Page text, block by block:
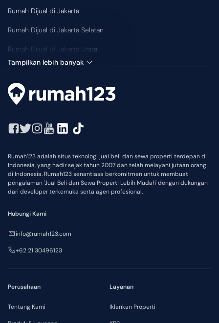
Rumah Dijual di Jakarta
Rumah Dijual di Jakarta Selatan
Rumah Dijual di Jakarta Utara
Tampilkan lebih banyak
Rumah123 adalah situs teknologi jual beli dan sewa properti terdepan di
Indonesia, yang hadir sejak tahun 2007 dan telah melayani jutaan orang
di Indonesia. Rumah123 senantiasa berkomitmen untuk membuat
pengalaman 'Jual Beli dan Sewa Properti Lebih Mudah' dengan dukungan
dari developer terkemuka serta agen profesional.
Perusahaan
Tentang Kami
Layanan
Iklankan Properti
Hubungi Kami
info@rumah123.com
+62 21 30496123